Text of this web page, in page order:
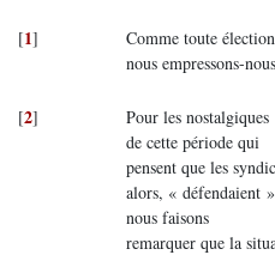
[1]
Comme toute élection
nous empressons-
[2]
Pour les nostalgiques
de cette période qui
pensent que les
alors, « défendaient
nous faisons
remarquer que la